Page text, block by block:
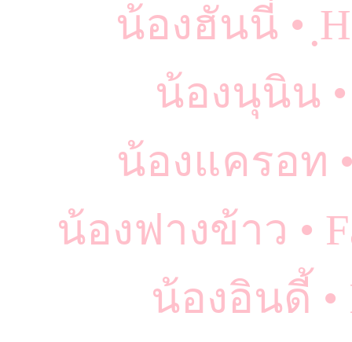
น้องฮันนี่ •
น้องนุนิน
น้องแครอท
น้องฟางข้าว •
น้องอินดี้ •